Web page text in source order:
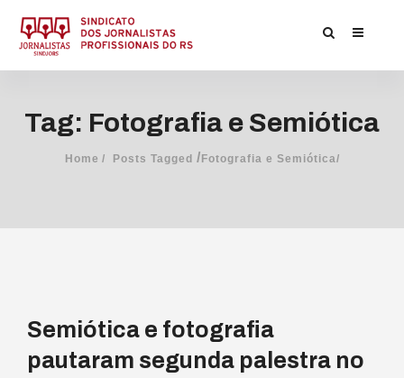
Tag: Fotografia e Semiótica
Home Posts Tagged / Fotografia e Semiótica/
Semiótica e fotografia
pautaram segunda palestra no